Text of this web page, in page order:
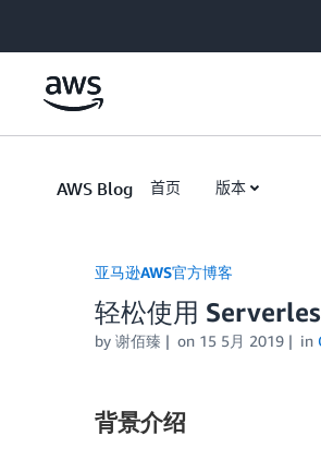
AWS Blog 首页 版本
亚马逊AWS官方博客
轻松使用
by 谢佰臻 on 15 5月 2019 in
背景介绍